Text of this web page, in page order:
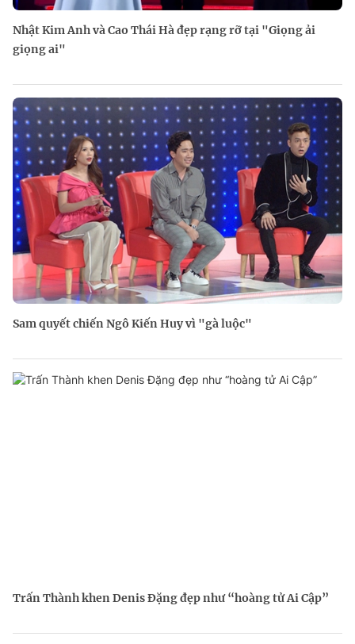
Nhật Kim Anh và Cao Thái Hà đẹp rạng rỡ tại "Giọng ải
giọng ai"
Sam quyết chiến Ngô Kiến Huy vì "gà luộc"
Trấn Thành khen Denis Đặng đẹp như “hoàng tử Ai Cập”